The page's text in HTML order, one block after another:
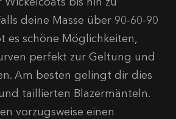
deine Masse über 90-60-90
es schöne Möglichkeiten,
perfekt zur Geltung und
Am besten gelingt dir dies
taillierten Blazermänteln.
vorzugsweise einen